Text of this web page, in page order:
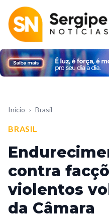
Início › Brasil
BRASIL
contra
violentos
da Câmara